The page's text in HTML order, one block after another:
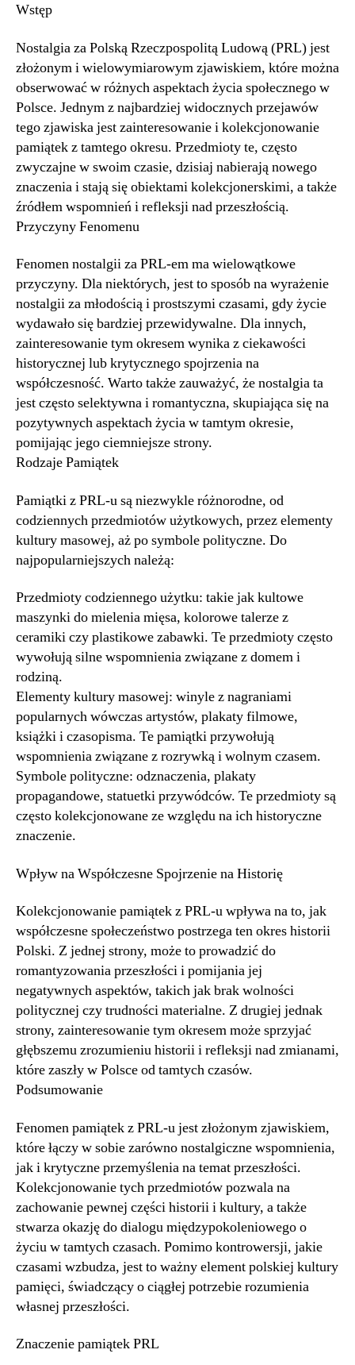
Wstęp
Nostalgia za Polską Rzeczpospolitą Ludową (PRL) jest
złożonym i wielowymiarowym zjawiskiem, które można
obserwować w różnych aspektach życia społecznego w
Polsce. Jednym z najbardziej widocznych przejawów
tego zjawiska jest zainteresowanie i kolekcjonowanie
pamiątek z tamtego okresu. Przedmioty te, często
zwyczajne w swoim czasie, dzisiaj nabierają nowego
znaczenia i stają się obiektami kolekcjonerskimi, a także
źródłem wspomnień i refleksji nad przeszłością.
Przyczyny Fenomenu
Fenomen nostalgii za PRL-em ma wielowątkowe
przyczyny. Dla niektórych, jest to sposób na wyrażenie
nostalgii za młodością i prostszymi czasami, gdy życie
wydawało się bardziej przewidywalne. Dla innych,
zainteresowanie tym okresem wynika z ciekawości
historycznej lub krytycznego spojrzenia na
współczesność. Warto także zauważyć, że nostalgia ta
jest często selektywna i romantyczna, skupiająca się na
pozytywnych aspektach życia w tamtym okresie,
pomijając jego ciemniejsze strony.
Rodzaje Pamiątek
Pamiątki z PRL-u są niezwykle różnorodne, od
codziennych przedmiotów użytkowych, przez elementy
kultury masowej, aż po symbole polityczne. Do
najpopularniejszych należą:
Przedmioty codziennego użytku: takie jak kultowe
maszynki do mielenia mięsa, kolorowe talerze z
ceramiki czy plastikowe zabawki. Te przedmioty często
wywołują silne wspomnienia związane z domem i
rodziną.
Elementy kultury masowej: winyle z nagraniami
popularnych wówczas artystów, plakaty filmowe,
książki i czasopisma. Te pamiątki przywołują
wspomnienia związane z rozrywką i wolnym czasem.
Symbole polityczne: odznaczenia, plakaty
propagandowe, statuetki przywódców. Te przedmioty są
często kolekcjonowane ze względu na ich historyczne
znaczenie.
Wpływ na Współczesne Spojrzenie na Historię
Kolekcjonowanie pamiątek z PRL-u wpływa na to, jak
współczesne społeczeństwo postrzega ten okres historii
Polski. Z jednej strony, może to prowadzić do
romantyzowania przeszłości i pomijania jej
negatywnych aspektów, takich jak brak wolności
politycznej czy trudności materialne. Z drugiej jednak
strony, zainteresowanie tym okresem może sprzyjać
głębszemu zrozumieniu historii i refleksji nad zmianami,
które zaszły w Polsce od tamtych czasów.
Podsumowanie
Fenomen pamiątek z PRL-u jest złożonym zjawiskiem,
które łączy w sobie zarówno nostalgiczne wspomnienia,
jak i krytyczne przemyślenia na temat przeszłości.
Kolekcjonowanie tych przedmiotów pozwala na
zachowanie pewnej części historii i kultury, a także
stwarza okazję do dialogu międzypokoleniowego o
życiu w tamtych czasach. Pomimo kontrowersji, jakie
czasami wzbudza, jest to ważny element polskiej kultury
pamięci, świadczący o ciągłej potrzebie rozumienia
własnej przeszłości.
Znaczenie pamiątek PRL